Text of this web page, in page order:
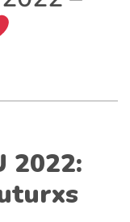
2022: